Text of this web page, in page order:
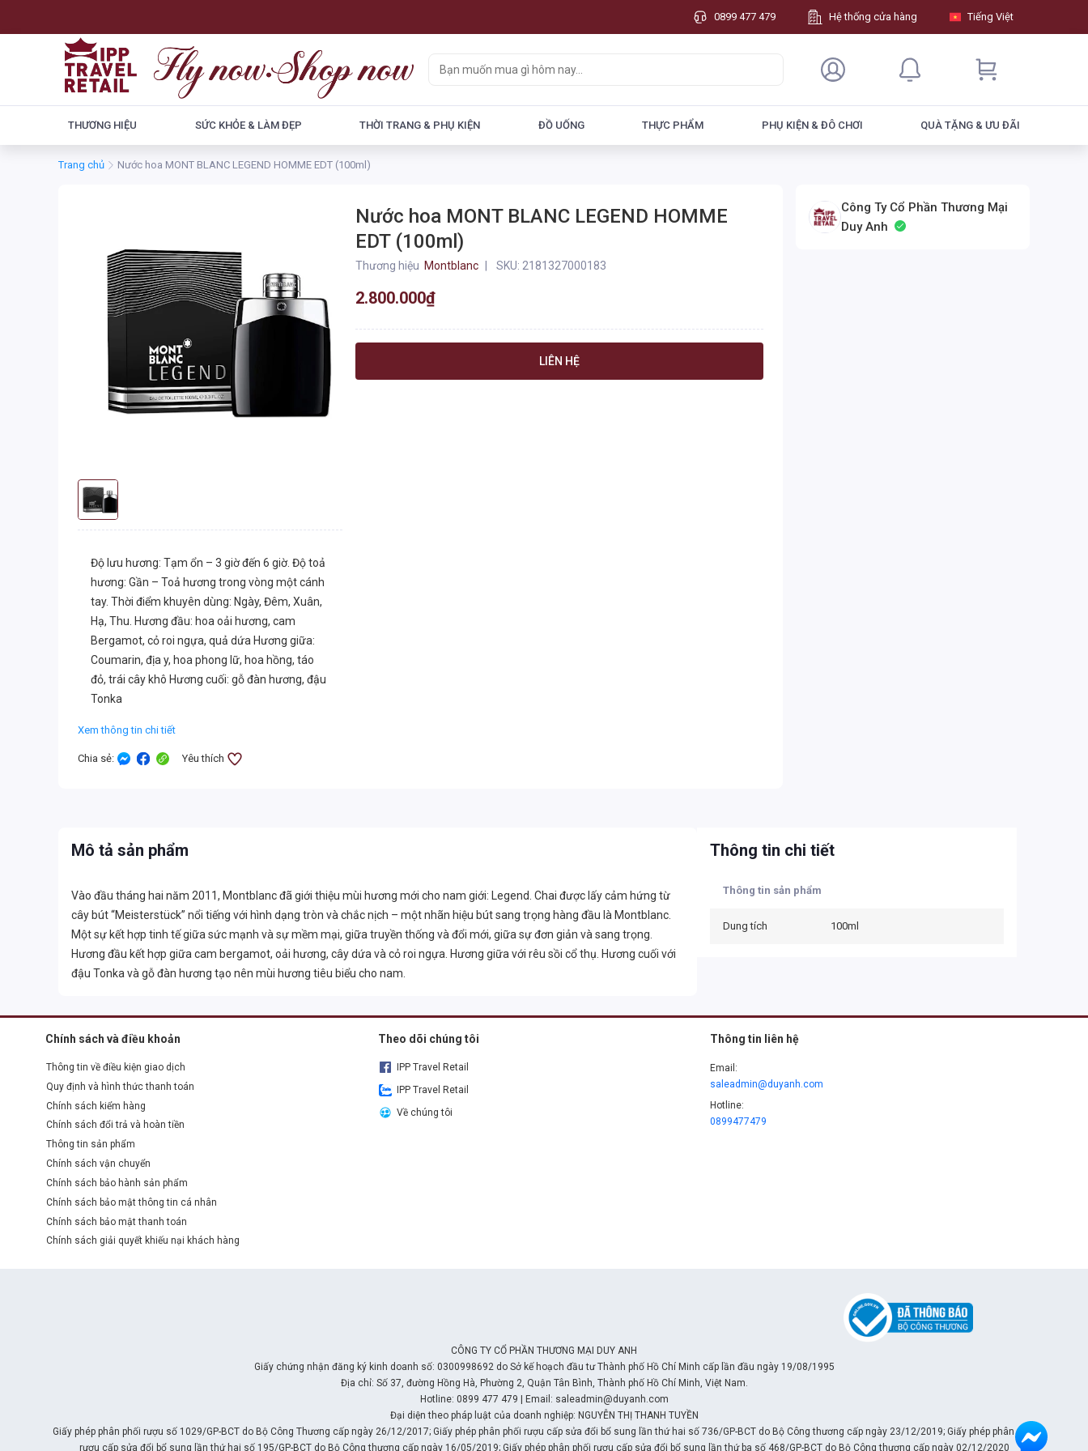
0899 477 479 Hệ thống cửa hàng Tiếng Việt
THƯƠNG HIỆU SỨC KHỎE & LÀM ĐẸP THỜI TRANG & PHỤ KIỆN ĐỒ UỐNG THỰC PHẨM PHỤ KIỆN & ĐÔ CHƠI QUÀ TẶNG & ƯU ĐÃI
Trang chủ Nước hoa MONT BLANC LEGEND HOMME EDT (100ml)
Độ lưu hương: Tạm ổn – 3 giờ đến 6 giờ. Độ toả
hương: Gần – Toả hương trong vòng một cánh
tay. Thời điểm khuyên dùng: Ngày, Đêm, Xuân,
Hạ, Thu. Hương đầu: hoa oải hương, cam
Bergamot, cỏ roi ngựa, quả dứa Hương giữa:
Coumarin, địa y, hoa phong lữ, hoa hồng, táo
đỏ, trái cây khô Hương cuối: gỗ đàn hương, đậu
Tonka
Xem thông tin chi tiết
Chia sẻ: Yêu thích
Nước hoa MONT BLANC LEGEND HOMME
EDT (100ml)
Thương hiệu Montblanc SKU: 2181327000183
2.800.000₫
LIÊN HỆ
Công Ty Cổ Phần Thương Mại
Duy Anh
Mô tả sản phẩm
Vào đầu tháng hai năm 2011, Montblanc đã giới thiệu mùi hương mới cho nam giới: Legend. Chai được lấy cảm hứng từ
cây bút “Meisterstück” nổi tiếng với hình dạng tròn và chắc nịch – một nhãn hiệu bút sang trọng hàng đầu là Montblanc.
Một sự kết hợp tinh tế giữa sức mạnh và sự mềm mại, giữa truyền thống và đổi mới, giữa sự đơn giản và sang trọng.
Hương đầu kết hợp giữa cam bergamot, oải hương, cây dứa và cỏ roi ngựa. Hương giữa với rêu sồi cổ thụ. Hương cuối với
đậu Tonka và gỗ đàn hương tạo nên mùi hương tiêu biểu cho nam.
Thông tin chi tiết
Thông tin sản phẩm
Dung tích 100ml
Chính sách và điều khoản
Thông tin về điều kiện giao dịch
Quy định và hình thức thanh toán
Chính sách kiểm hàng
Chính sách đổi trả và hoàn tiền
Thông tin sản phẩm
Chính sách vận chuyển
Chính sách bảo hành sản phẩm
Chính sách bảo mật thông tin cá nhân
Chính sách bảo mật thanh toán
Chính sách giải quyết khiếu nại khách hàng
Theo dõi chúng tôi
IPP Travel Retail
IPP Travel Retail
Về chúng tôi
Thông tin liên hệ
Email:
saleadmin@duyanh.com
Hotline:
0899477479
CÔNG TY CỔ PHẦN THƯƠNG MẠI DUY ANH
Giấy chứng nhận đăng ký kinh doanh số: 0300998692 do Sở kế hoạch đầu tư Thành phố Hồ Chí Minh cấp lần đầu ngày 19/08/1995
Địa chỉ: Số 37, đường Hồng Hà, Phường 2, Quận Tân Bình, Thành phố Hồ Chí Minh, Việt Nam.
Hotline: 0899 477 479 | Email: saleadmin@duyanh.com
Đại diện theo pháp luật của doanh nghiệp: NGUYỄN THỊ THANH TUYỀN
Giấy phép phân phối rượu số 1029/GP-BCT do Bộ Công Thương cấp ngày 26/12/2017; Giấy phép phân phối rượu cấp sửa đổi bổ sung lần thứ hai số 736/GP-BCT do Bộ Công thương cấp ngày 23/12/2019; Giấy phép phân phối
rượu cấp sửa đổi bổ sung lần thứ hai số 195/GP-BCT do Bộ Công thương cấp ngày 16/05/2019; Giấy phép phân phối rượu cấp sửa đổi bổ sung lần thứ ba số 468/GP-BCT do Bộ Công thương cấp ngày 02/12/2020